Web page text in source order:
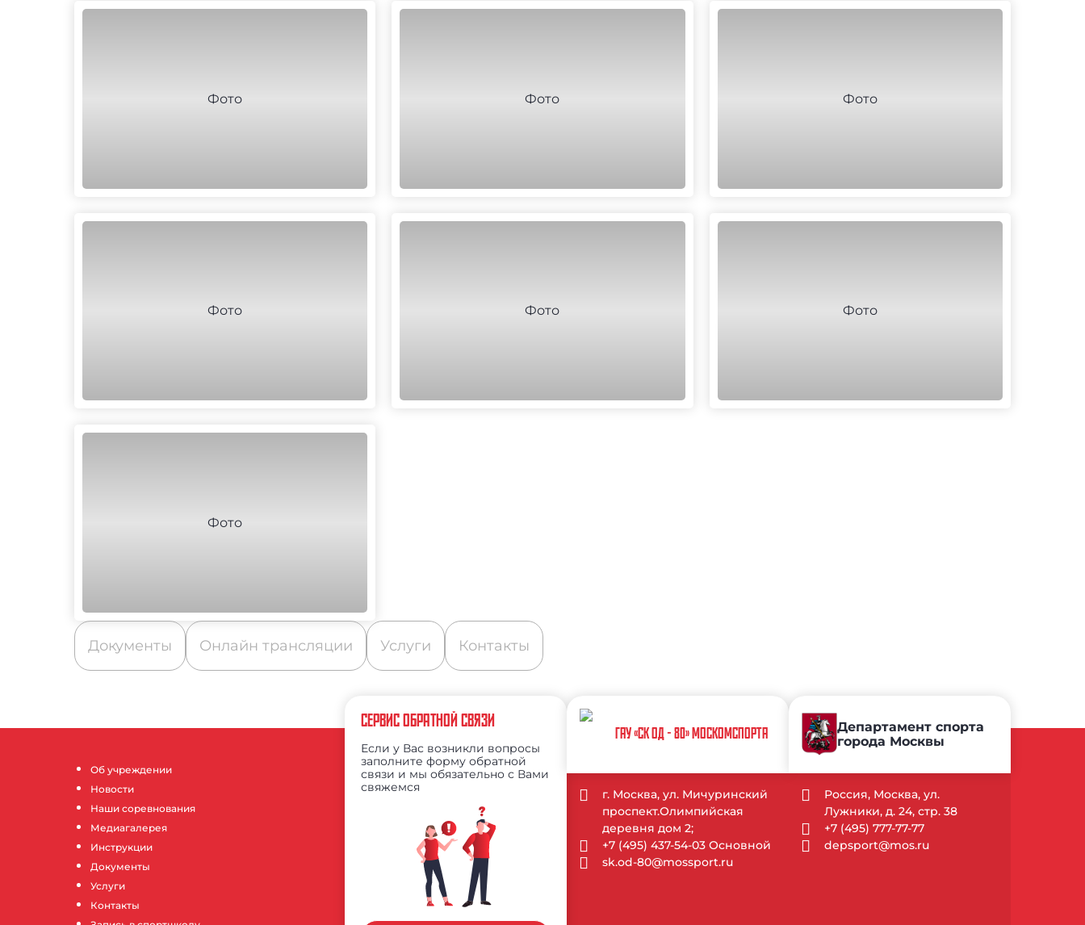
Документы Онлайн трансляции Услуги Контакты
Об учреждении
Новости
Наши соревнования
Медиагалерея
Инструкции
Документы
Услуги
Контакты
СЕРВИС ОБРАТНОЙ СВЯЗИ
Если у Вас возникли вопросы
заполните форму обратной
связи и мы обязательно с Вами
свяжемся
ГАУ «СК ОД - 80» МОСКОМСПОРТА
г. Москва, ул. Мичуринский
проспект.Олимпийская
деревня дом 2;
+7 (495) 437-54-03 Основной
sk.od-80@mossport.ru
Департамент спорта
города Москвы
Россия, Москва, ул.
Лужники, д. 24, стр. 38
+7 (495) 777-77-77
depsport@mos.ru